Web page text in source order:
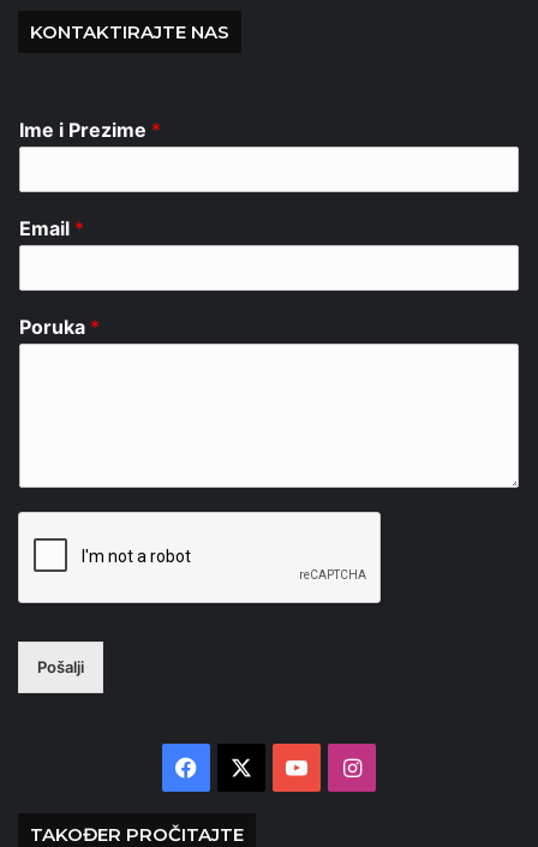
KONTAKTIRAJTE NAS
Ime i Prezime *
Email *
Poruka *
Pošalji
Facebook YouTubeInstagram
TAKOĐER PROČITAJTE